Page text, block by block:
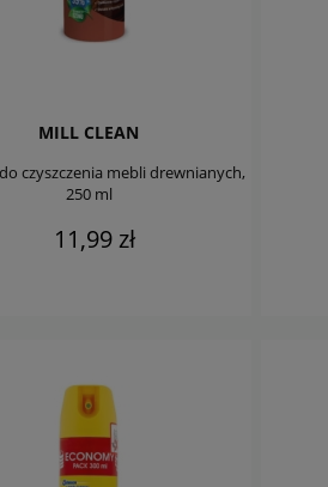
MILL CLEAN
czyszczenia mebli drewnianych,
250 ml
11,99 zł